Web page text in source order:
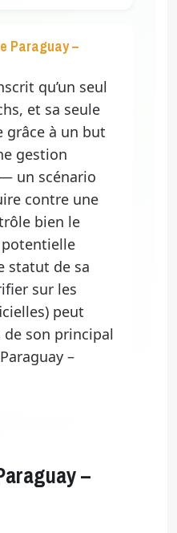
Paraguay –
qu’un seul
et sa seule
grâce à un but
gestion
un scénario
contre une
bien le
potentielle
statut de sa
sur les
peut
son principal
–
–